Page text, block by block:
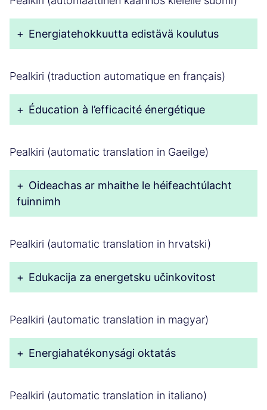
+ Energiatehokkuutta edistävä koulutus
Pealkiri (traduction automatique en français)
+ Éducation à l’efficacité énergétique
Pealkiri (automatic translation in Gaeilge)
+ Oideachas ar mhaithe le héifeachtúlacht
fuinnimh
Pealkiri (automatic translation in hrvatski)
+ Edukacija za energetsku učinkovitost
Pealkiri (automatic translation in magyar)
+ Energiahatékonysági oktatás
Pealkiri (automatic translation in italiano)